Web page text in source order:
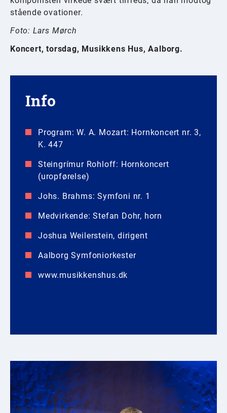
stående ovationer.
Foto: Lars Mørch
Koncert, torsdag, Musikkens Hus, Aalborg.
Info
Program: W. A. Mozart: Hornkoncert nr. 3,
K. 447
Steingrímur Rohloff: Hornkoncert
(uropførelse)
Johs. Brahms: Symfoni nr. 1
Medvirkende: Stefan Dohr, horn
Joshua Weilerstein, dirigent
Aalborg Symfoniorkester
www.musikkenshus.dk